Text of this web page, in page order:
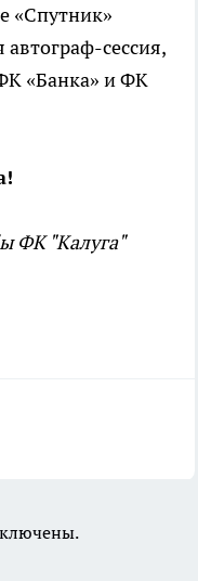
«Спутник»
автограф-сессия,
«Банка» и ФК
ФК "Калуга"